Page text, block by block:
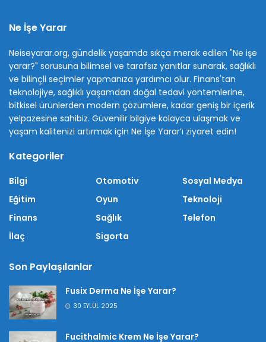
Ne İşe Yarar
Neiseyarar.org, gündelik yaşamda sıkça merak edilen "Ne işe
yarar?" sorusuna bilimsel ve tarafsız yanıtlar sunarak, sağlıklı
ve bilinçli seçimler yapmanıza yardımcı olur. Finans'tan
teknolojiye, sağlıklı yaşamdan doğal tedavi yöntemlerine,
bitkisel ürünlerden modern çözümlere, kadar geniş bir içerik
yelpazesine sahibiz. Güvenilir bilgiye kolayca ulaşmak ve
yaşam kalitenizi artırmak için Ne İşe Yarar’ı ziyaret edin!
Kategoriler
Bilgi
Eğitim
Finans
İlaç
Otomotiv
Oyun
Sağlık
Sigorta
Sosyal Medya
Teknoloji
Telefon
Son Paylaşılanlar
Fusix Derma Ne İşe Yarar?
30 EYLÜL 2025
Fucithalmic Krem Ne İşe Yarar?